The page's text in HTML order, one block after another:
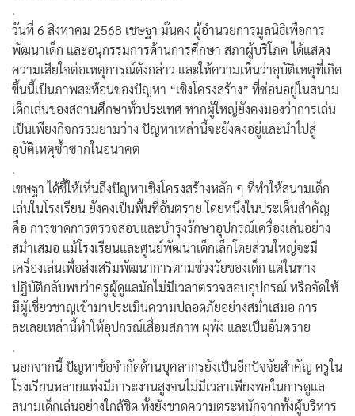
.
วันที่ 6 สิงหาคม 2568 เชษฐา มั่นคง ผู้อำนวยการมูลนิธิเพื่อการ
พัฒนาเด็ก และอนุกรรมการด้านการศึกษา สภาผู้บริโภค ได้แสดง
ความเสียใจต่อเหตุการณ์ดังกล่าว และให้ความเห็นว่าอุบัติเหตุที่เกิด
ขึ้นนี้เป็นภาพสะท้อนของปัญหา “เชิงโครงสร้าง” ที่ซ่อนอยู่ในสนาม
เด็กเล่นของสถานศึกษาทั่วประเทศ หากผู้ใหญ่ยังคงมองว่าการเล่น
เป็นเพียงกิจกรรมยามว่าง ปัญหาเหล่านี้จะยังคงอยู่และนำไปสู่
อุบัติเหตุซ้ำซากในอนาคต
.
เชษฐา ได้ชี้ให้เห็นถึงปัญหาเชิงโครงสร้างหลัก ๆ ที่ทำให้สนามเด็ก
เล่นในโรงเรียน ยังคงเป็นพื้นที่อันตราย โดยหนึ่งในประเด็นสำคัญ
คือ การขาดการตรวจสอบและบำรุงรักษาอุปกรณ์เครื่องเล่นอย่าง
สม่ำเสมอ แม้โรงเรียนและศูนย์พัฒนาเด็กเล็กโดยส่วนใหญ่จะมี
เครื่องเล่นเพื่อส่งเสริมพัฒนาการตามช่วงวัยของเด็ก แต่ในทาง
ปฏิบัติกลับพบว่าครูผู้ดูแลมักไม่มีเวลาตรวจสอบอุปกรณ์ หรือจัดให้
มีผู้เชี่ยวชาญเข้ามาประเมินความปลอดภัยอย่างสม่ำเสมอ การ
ละเลยเหล่านี้ทำให้อุปกรณ์เสื่อมสภาพ ผุพัง และเป็นอันตราย
.
นอกจากนี้ ปัญหาข้อจำกัดด้านบุคลากรยังเป็นอีกปัจจัยสำคัญ ครูใน
โรงเรียนหลายแห่งมีภาระงานสูงจนไม่มีเวลาเพียงพอในการดูแล
สนามเด็กเล่นอย่างใกล้ชิด ทั้งยังขาดความตระหนักจากทั้งผู้บริหาร